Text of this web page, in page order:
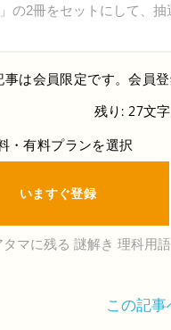
の2冊をセットにして、
事は会員限定です。会員
残り: 27文
・有料プランを選択
いますぐ登録
マに残る 謎解き 理科用語
この記事